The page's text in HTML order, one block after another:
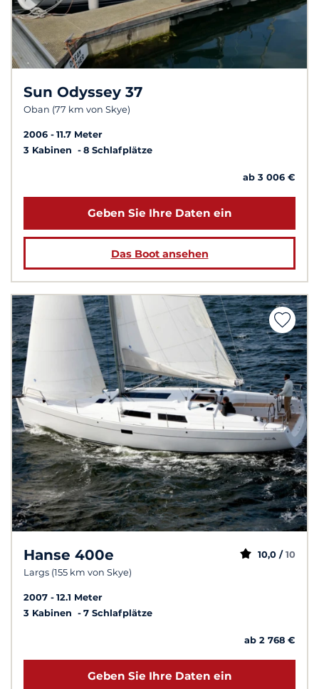
Sun Odyssey 37
Oban (77 km von Skye)
2006
11.7 Meter
3 Kabinen
8 Schlafplätze
ab 3 006 €
Geben Sie Ihre Daten ein
Das Boot ansehen
Hanse 400e
Largs (155 km von Skye)
10,0 / 10
2007
12.1 Meter
3 Kabinen
7 Schlafplätze
ab 2 768 €
Geben Sie Ihre Daten ein